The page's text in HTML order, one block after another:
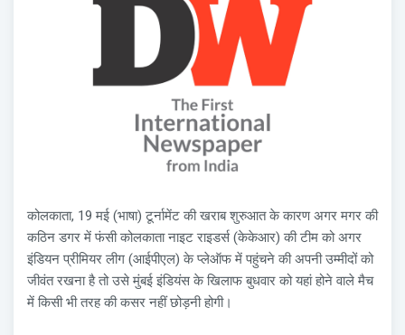
कोलकाता, 19 मई (भाषा) टूर्नामेंट की खराब शुरुआत के कारण अगर मगर की
कठिन डगर में फंसी कोलकाता नाइट राइडर्स (केकेआर) की टीम को अगर
इंडियन प्रीमियर लीग (आईपीएल) के प्लेऑफ में पहुंचने की अपनी उम्मीदों को
जीवंत रखना है तो उसे मुंबई इंडियंस के खिलाफ बुधवार को यहां होने वाले मैच
में किसी भी तरह की कसर नहीं छोड़नी होगी।